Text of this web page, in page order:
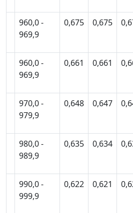
960,0 -
969,9
0,675 0,675
960,0 -
969,9
0,661 0,661
970,0 -
979,9
0,648 0,647
980,0 -
989,9
0,635 0,634
990,0 -
999,9
0,622 0,621